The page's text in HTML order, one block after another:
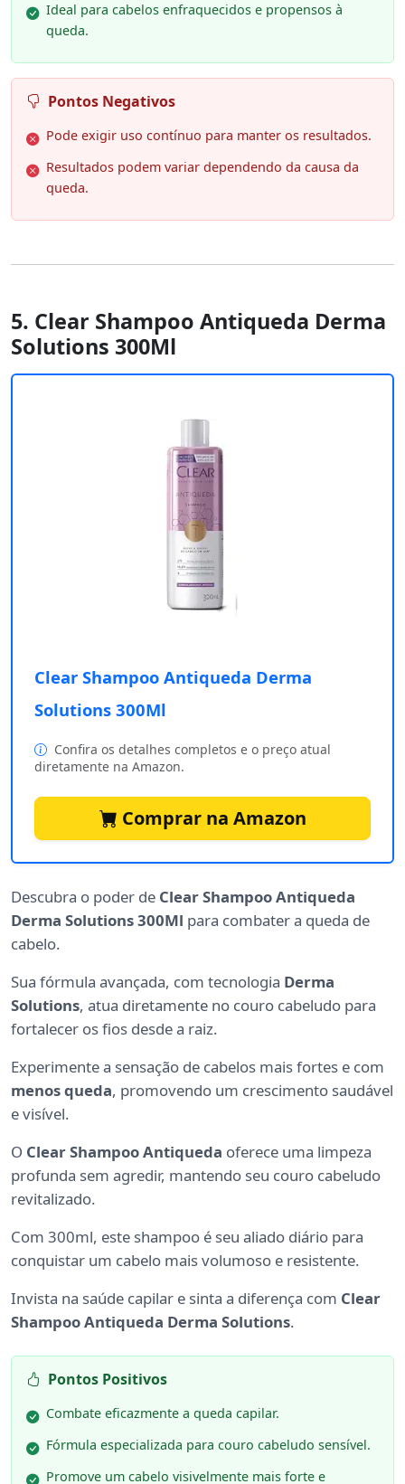
Ideal para cabelos enfraquecidos e propensos à
queda.
Pontos Negativos
Pode exigir uso contínuo para manter os resultados.
Resultados podem variar dependendo da causa da
queda.
5. Clear Shampoo Antiqueda Derma
Solutions 300Ml
Clear Shampoo Antiqueda Derma
Solutions 300Ml
Confira os detalhes completos e o preço atual
diretamente na Amazon.
Comprar na Amazon
Descubra o poder de Clear Shampoo Antiqueda
Derma Solutions 300Ml para combater a queda de
cabelo.
Sua fórmula avançada, com tecnologia Derma
Solutions, atua diretamente no couro cabeludo para
fortalecer os fios desde a raiz.
Experimente a sensação de cabelos mais fortes e com
menos queda, promovendo um crescimento saudável
e visível.
O Clear Shampoo Antiqueda oferece uma limpeza
profunda sem agredir, mantendo seu couro cabeludo
revitalizado.
Com 300ml, este shampoo é seu aliado diário para
conquistar um cabelo mais volumoso e resistente.
Invista na saúde capilar e sinta a diferença com Clear
Shampoo Antiqueda Derma Solutions.
Pontos Positivos
Combate eficazmente a queda capilar.
Fórmula especializada para couro cabeludo sensível.
Promove um cabelo visivelmente mais forte e